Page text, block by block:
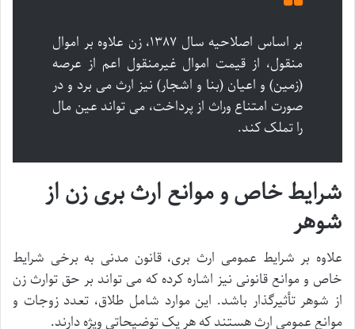
بر اساس اصلاحیه سال ۱۳۸۷، زن علاوه بر اموال
منقول، از قیمت اموال غیرمنقول اعم از عرصه
(زمین) و اعیان (بنا و اشجار) نیز ارث می برد و در
صورت امتناع وراث از پرداخت، می تواند عین مال
را تملک کند.
شرایط خاص و موانع ارث بری زن از
شوهر
علاوه بر شرایط عمومی ارث بری، قانون مدنی به برخی شرایط
خاص و موانع قانونی نیز اشاره کرده که می تواند بر حق توارث زن
از شوهر تأثیرگذار باشد. این موارد شامل طلاق، تعدد زوجات و
موانع عمومی ارث هستند که هر یک توضیحاتی ویژه دارند.